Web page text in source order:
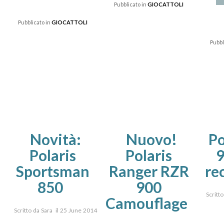
Pubblicato inGIOCATTOLI
Pubblicato inGIOCATTOLI
Novità:
Polaris
Sportsman
850
Scritto da Sara il 25 June 2014
Nuovo!
Polaris
Ranger RZR
900
Camouflage